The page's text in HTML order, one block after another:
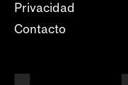
Privacidad
Contacto